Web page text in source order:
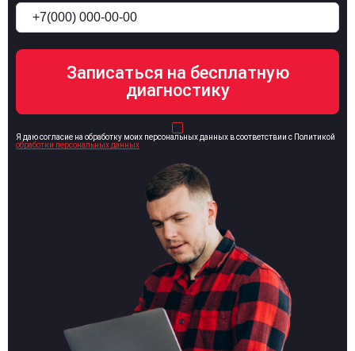
Я даю согласие на обработку моих персональных данных в соответствии с Политикой
обработки персональных данных